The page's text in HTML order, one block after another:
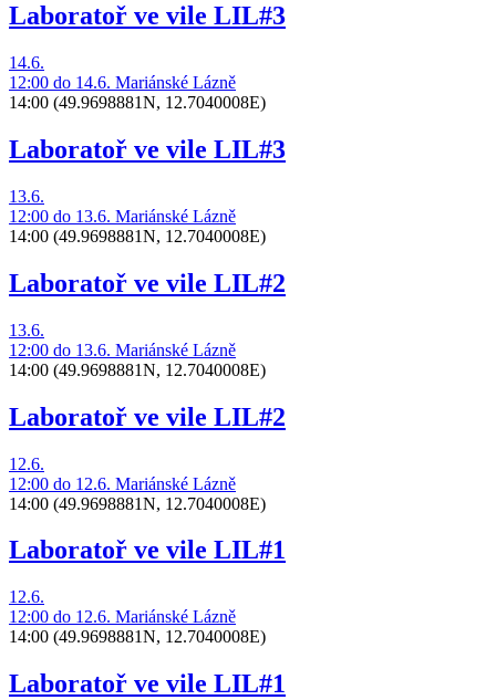
Laboratoř ve vile LIL#3
14.6.
12:00 do 14.6. Mariánské Lázně
14:00 (49.9698881N, 12.7040008E)
Laboratoř ve vile LIL#3
13.6.
12:00 do 13.6. Mariánské Lázně
14:00 (49.9698881N, 12.7040008E)
Laboratoř ve vile LIL#2
13.6.
12:00 do 13.6. Mariánské Lázně
14:00 (49.9698881N, 12.7040008E)
Laboratoř ve vile LIL#2
12.6.
12:00 do 12.6. Mariánské Lázně
14:00 (49.9698881N, 12.7040008E)
Laboratoř ve vile LIL#1
12.6.
12:00 do 12.6. Mariánské Lázně
14:00 (49.9698881N, 12.7040008E)
Laboratoř ve vile LIL#1